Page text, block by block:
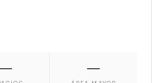
— —